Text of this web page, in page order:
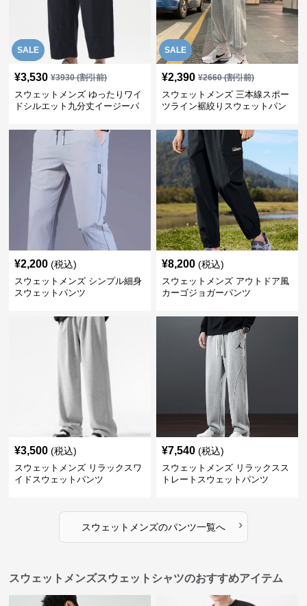
SALE
¥3,530 ¥3930(割引前)
スウェットメンズ ゆったりワイ
ドシルエット九分丈イージーパ
SALE
¥2,390 ¥2660(割引前)
スウェットメンズ 三本線スポー
ツライン裾絞りスウェットパン
¥2,200 (税込)
スウェットメンズ シンプル細身
スウェットパンツ
¥8,200 (税込)
スウェットメンズ アウトドア風
カーゴジョガーパンツ
¥3,500 (税込)
スウェットメンズ リラックスワ
イドスウェットパンツ
¥7,540 (税込)
スウェットメンズ リラックスス
トレートスウェットパンツ
スウェットメンズのパンツ一覧へ ›
スウェットメンズスウェットシャツのおすすめアイテム